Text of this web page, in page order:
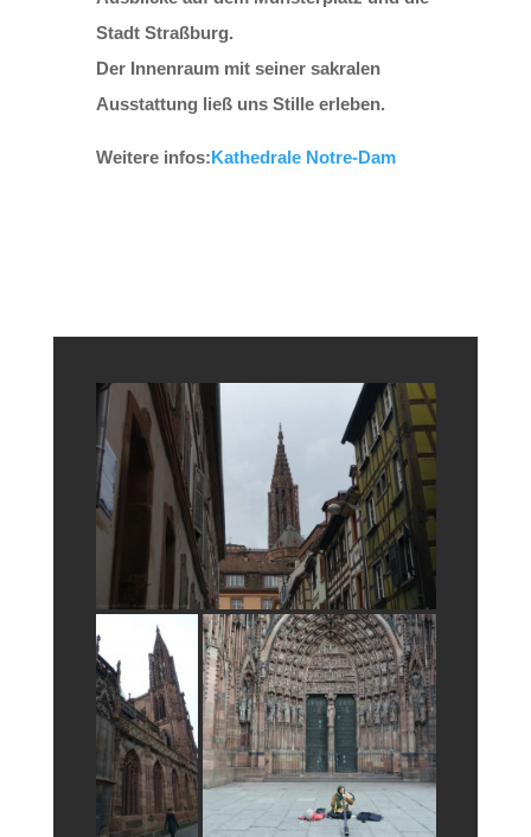
Stadt Straßburg.
Der Innenraum mit seiner sakralen
Ausstattung ließ uns Stille erleben.
Weitere infos:Kathedrale Notre-Dam